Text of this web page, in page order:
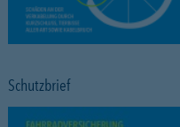
Schutzbrief